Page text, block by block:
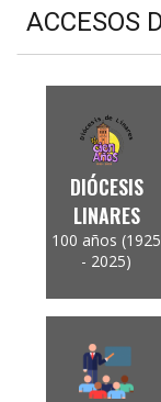
ACCESOS
DIÓCESIS
LINARES
100 años (1925
- 2025)